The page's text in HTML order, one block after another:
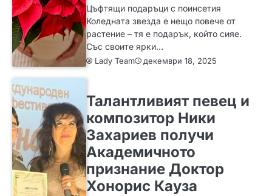
Цъфтящи подаръци с поинсетия
Коледната звезда е нещо повече от
растение – тя е подарък, който сияе.
Със своите ярки…
Lady Team декември 18, 2025
Талантливият певец и
композитор Ники
Захариев получи
Академичното
признание Доктор
Хонорис Кауза